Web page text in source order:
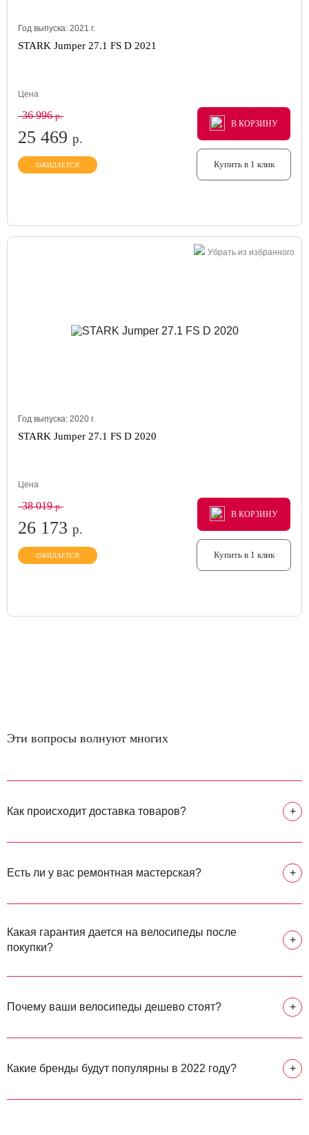
Год выпуска: 2021 г.
STARK Jumper 27.1 FS D 2021
Цена
36 996р.
25 469 р.
ОЖИДАЕТСЯ
В КОРЗИНУ
В КОРЗИНУ
В КОРЗИНУ
Купить в 1 клик
Убрать из избранного
Год выпуска: 2020 г.
STARK Jumper 27.1 FS D 2020
Цена
38 019р.
26 173 р.
ОЖИДАЕТСЯ
В КОРЗИНУ
В КОРЗИНУ
В КОРЗИНУ
Купить в 1 клик
Эти вопросы волнуют многих
Как происходит доставка товаров? +
Есть ли у вас ремонтная мастерская? +
Какая гарантия дается на велосипеды после
покупки?
+
Почему ваши велосипеды дешево стоят? +
Какие бренды будут популярны в 2022 году? +